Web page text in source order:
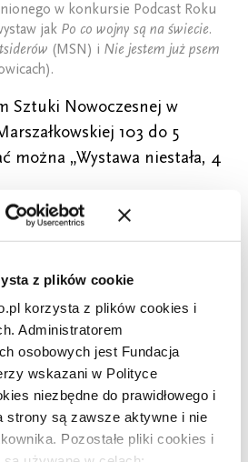
z plików cookie
korzysta z plików cookies i
Administratorem
osobowych jest Fundacja
wskazani w Polityce
niezbędne do prawidłowego i
strony są zawsze aktywne i nie
Pozostałe pliki cookies i
w konkursie Podcast Roku
jak Po co wojny są na świecie.
(MSN) i Nie jestem już psem
Sztuki Nowoczesnej w
103 do 5
można „Wystawa niestała, 4
TAKŻE